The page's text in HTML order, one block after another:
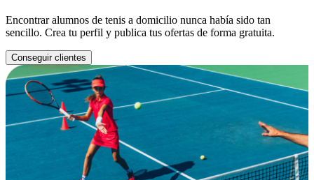
Encontrar alumnos de tenis a domicilio nunca había sido tan
sencillo. Crea tu perfil y publica tus ofertas de forma gratuita.
Conseguir clientes